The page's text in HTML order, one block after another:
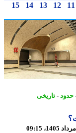
12
13
14
15
-تاریخی